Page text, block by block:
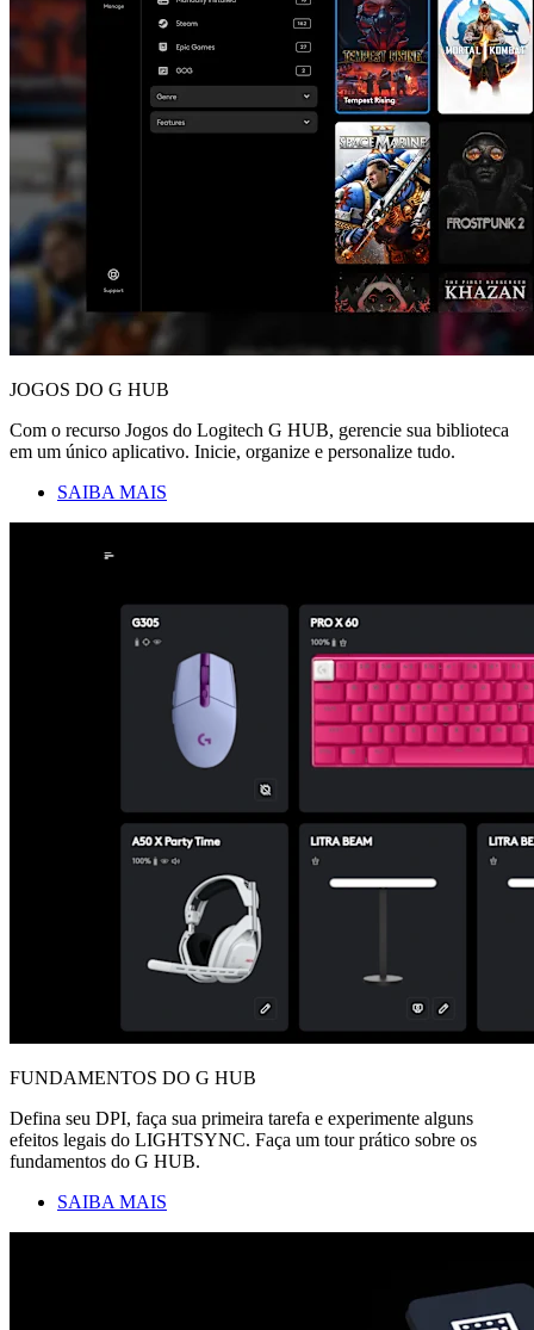
JOGOS DO G HUB
Com o recurso Jogos do Logitech G HUB, gerencie sua biblioteca
em um único aplicativo. Inicie, organize e personalize tudo.
SAIBA MAIS
FUNDAMENTOS DO G HUB
Defina seu DPI, faça sua primeira tarefa e experimente alguns
efeitos legais do LIGHTSYNC. Faça um tour prático sobre os
fundamentos do G HUB.
SAIBA MAIS